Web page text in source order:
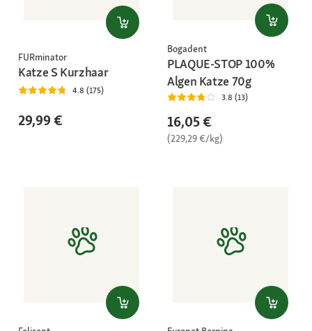
FURminator
Katze S Kurzhaar
4.8 (175)
29,99 €
Bogadent
PLAQUE-STOP 100%
Algen Katze 70g
3.8 (13)
16,05 €
(229,29 €/kg)